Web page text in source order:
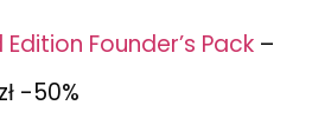
Founder’s Pack –
-50%